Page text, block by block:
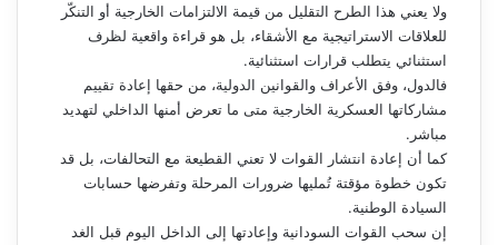
ولا يعني هذا الطرح التقليل من قيمة الالتزامات الخارجية أو التنكّر
للعلاقات الاستراتيجية مع الأشقاء، بل هو قراءة واقعية لظرف
استثنائي يتطلب قرارات استثنائية.
فالدول، وفق الأعراف والقوانين الدولية، من حقها إعادة تقييم
مشاركاتها العسكرية الخارجية متى ما تعرض أمنها الداخلي لتهديد
مباشر.
كما أن إعادة انتشار القوات لا تعني القطيعة مع التحالفات، بل قد
تكون خطوة مؤقتة تُمليها ضرورات المرحلة وتفرضها حسابات
السيادة الوطنية.
إن سحب القوات السودانية وإعادتها إلى الداخل اليوم قبل الغد